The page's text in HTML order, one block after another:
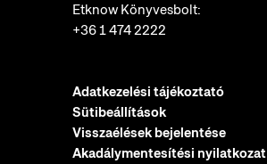
Etknow Könyvesbolt:
+36 1 474 2222
Adatkezelési tájékoztató
Sütibeállítások
Visszaélések bejelentése
Akadálymentesítési nyilatkozat